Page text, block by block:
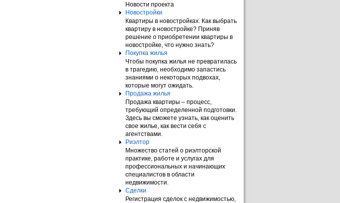
Новости проекта
Новостройки
Квартиры в новостройках. Как выбрать
квартиру в новостройке? Приняв
решение о приобретении квартиры в
новостройке, что нужно знать?
Покупка жилья
Чтобы покупка жилья не превратилась
в трагедию, необходимо запастись
знаниями о некоторых подвохах,
которые могут ожидать.
Продажа жилья
Продажа квартиры – процесс,
требующий определенной подготовки.
Здесь вы сможете узнать, как оценить
свое жилье, как вести себя с
агентствами.
Риэлтор
Множество статей о риэлторской
практике, работе и услугах для
профессиональных и начинающих
специалистов в области
недвижимости.
Сделки
Регистрация сделок с недвижимостью,